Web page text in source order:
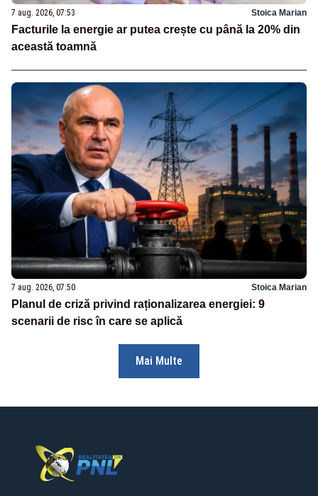
7 aug. 2026, 07:53 Stoica Marian
Facturile la energie ar putea crește cu până la 20% din
această toamnă
7 aug. 2026, 07:50 Stoica Marian
Planul de criză privind raționalizarea energiei: 9
scenarii de risc în care se aplică
Mai Multe